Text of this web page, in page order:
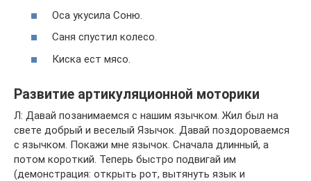
Оса укусила Соню.
Саня спустил колесо.
Киска ест мясо.
Развитие артикуляционной моторики
Л: Давай позанимаемся с нашим язычком. Жил был на
свете добрый и веселый Язычок. Давай поздороваемся
с язычком. Покажи мне язычок. Сначала длинный, а
потом короткий. Теперь быстро подвигай им
(демонстрация: открыть рот, вытянуть язык и